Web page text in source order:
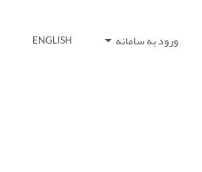
ورود به سامانه ENGLISH